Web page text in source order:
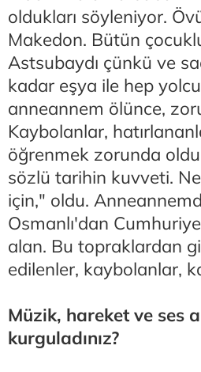
oldukları söyleniyor.
Makedon. Bütün
Astsubaydı çünkü ve
kadar eşya ile hep
anneannem ölünce,
Kaybolanlar,
öğrenmek zorunda
sözlü tarihin kuvveti.
için," oldu.
Osmanlı'dan
alan. Bu topraklardan
edilenler, kaybolanlar,
Müzik, hareket ve ses
kurguladınız?